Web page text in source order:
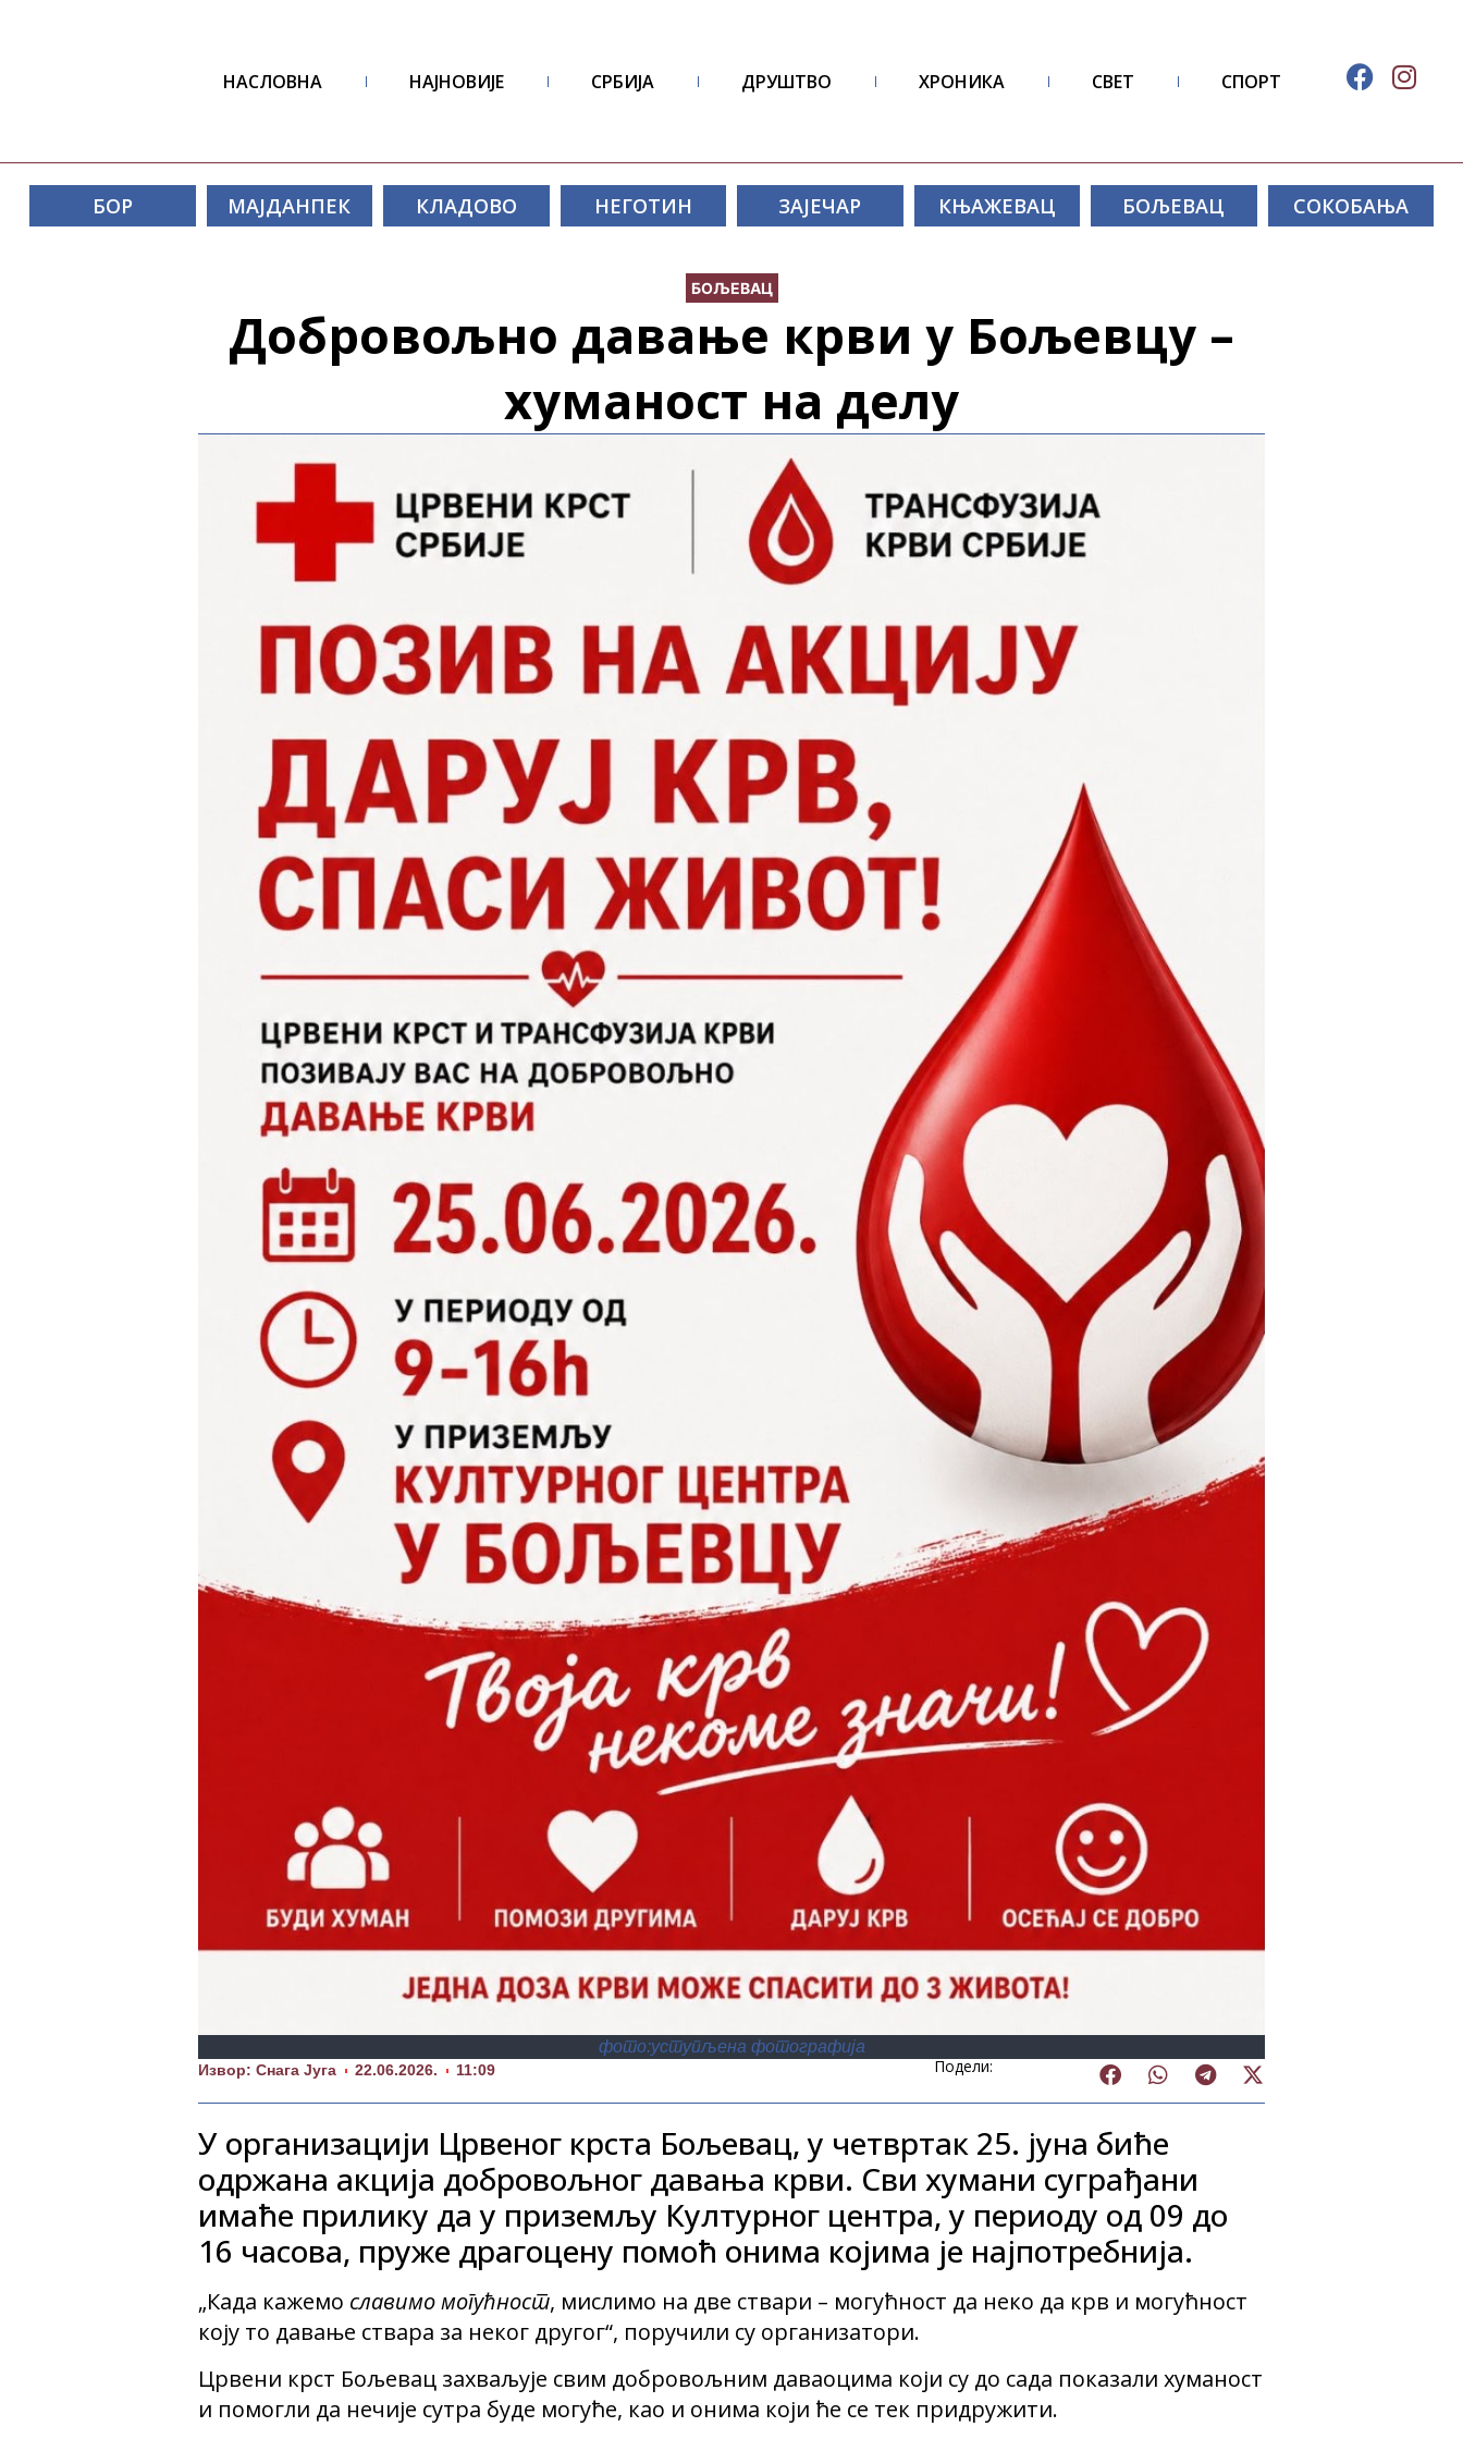
НАСЛОВНА НАЈНОВИЈЕ СРБИЈА ДРУШТВО ХРОНИКА СВЕТ СПОРТ
БОР МАЈДАНПЕК КЛАДОВО НЕГОТИН ЗАЈЕЧАР КЊАЖЕВАЦ БОЉЕВАЦ СОКОБАЊА
БОЉЕВАЦ
Добровољно давање крви у Бољевцу –
хуманост на делу
фото:уступљена фотографија
Извор: Снага Југа 22.06.2026. 11:09 Подели:
У организацији Црвеног крста Бољевац, у четвртак 25. јуна биће
одржана акција добровољног давања крви. Сви хумани суграђани
имаће прилику да у приземљу Културног центра, у периоду од 09 до
16 часова, пруже драгоцену помоћ онима којима је најпотребнија.
„Када кажемо славимо могућност, мислимо на две ствари – могућност да неко да крв и могућност
коју то давање ствара за неког другог“, поручили су организатори.
Црвени крст Бољевац захваљује свим добровољним даваоцима који су до сада показали хуманост
и помогли да нечије сутра буде могуће, као и онима који ће се тек придружити.